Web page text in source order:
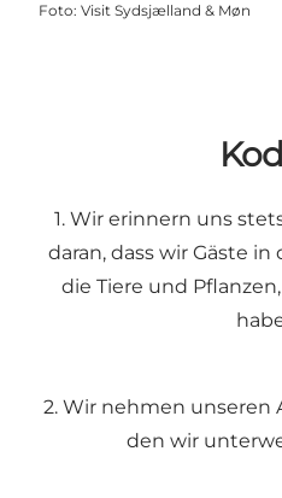
Foto: Visit Sydsjælland & Møn
1. Wir erinnern uns
daran, dass wir Gäste
die Tiere und
2. Wir nehmen unseren
den wir